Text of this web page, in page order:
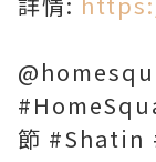
節 #Shatin